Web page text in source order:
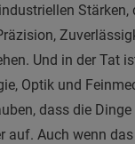
Und in der Tat
Optik und
dass die
auf. Auch wenn